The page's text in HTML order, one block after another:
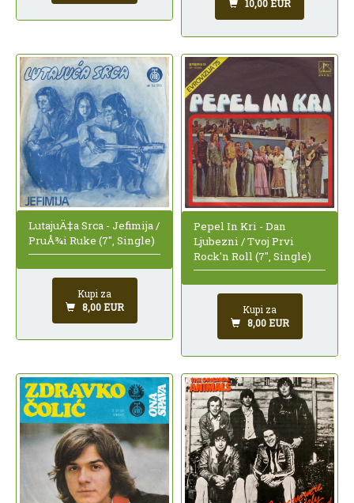
10,00 EUR
LutajuÄ‡a Srca - Jefimija /
PruÅ¾i Ruke (7", Single)
Kupi za
8,00 EUR
Pepel In Kri - Dan
Ljubezni / Tvoj Prvi
Rock'n Roll (7", Single)
Kupi za
8,00 EUR